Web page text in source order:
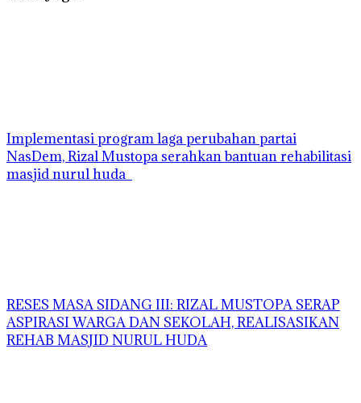
Implementasi program laga perubahan partai
NasDem, Rizal Mustopa serahkan bantuan rehabilitasi
masjid nurul huda
RESES MASA SIDANG III: RIZAL MUSTOPA SERAP
ASPIRASI WARGA DAN SEKOLAH, REALISASIKAN
REHAB MASJID NURUL HUDA